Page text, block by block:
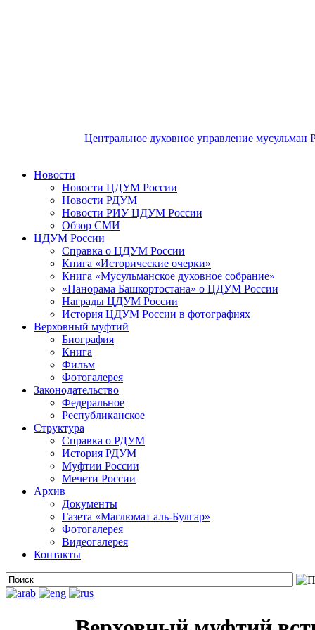
Центральное духовное управление мусульман
Новости
Новости ЦДУМ России
Новости РДУМ
Новости РИУ ЦДУМ России
Обзор СМИ
ЦДУМ России
Справка о ЦДУМ России
Книга «Исторические очерки»
Книга «Мусульманское духовное собрание»
«Панорама Башкортостана» о ЦДУМ России
Награды ЦДУМ России
История ЦДУМ России в фотографиях
Верховный муфтий
Биография
Книга
Фильм
Фотогалерея
Законодательство
Федеральное
Республиканское
Структура
Справка о РДУМ
История РДУМ
Муфтии России
Мечети России
Архив
Документы
Газета «Маглюмат аль-Булгар»
Фотогалерея
Видеогалерея
Контакты